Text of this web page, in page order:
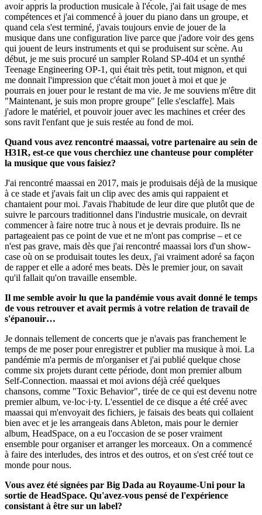
avoir appris la production musicale à l'école, j'ai fait usage de mes
compétences et j'ai commencé à jouer du piano dans un groupe, et
quand cela s'est terminé, j'avais toujours envie de jouer de la
musique dans une configuration live parce que j'adore voir des gens
qui jouent de leurs instruments et qui se produisent sur scène. Au
début, je me suis procuré un sampler Roland SP-404 et un synthé
Teenage Engineering OP-1, qui était très petit, tout mignon, et qui
me donnait l'impression que c'était mon jouet à moi et que je
pourrais en jouer pour le restant de ma vie. Je me souviens m'être dit
"Maintenant, je suis mon propre groupe" [elle s'esclaffe]. Mais
j'adore le matériel, et pouvoir jouer avec les machines et créer des
sons ravit l'enfant que je suis restée au fond de moi.
Quand vous avez rencontré maassai, votre partenaire au sein de
H31R, est-ce que vous cherchiez une chanteuse pour compléter
la musique que vous faisiez?
J'ai rencontré maassai en 2017, mais je produisais déjà de la musique
à ce stade et j'avais fait un clip avec des amis qui rappaient et
chantaient pour moi. J'avais l'habitude de leur dire que plutôt que de
suivre le parcours traditionnel dans l'industrie musicale, on devrait
commencer à faire notre truc à nous et je devrais produire. Ils ne
partageaient pas ce point de vue et ne m'ont pas comprise – et ce
n'est pas grave, mais dès que j'ai rencontré maassai lors d'un show-
case où on se produisait toutes les deux, j'ai vraiment adoré sa façon
de rapper et elle a adoré mes beats. Dès le premier jour, on savait
qu'il fallait qu'on travaille ensemble.
Il me semble avoir lu que la pandémie vous avait donné le temps
de vous retrouver et avait permis à votre relation de travail de
s'épanouir…
Je donnais tellement de concerts que je n'avais pas franchement le
temps de me poser pour enregistrer et publier ma musique à moi. La
pandémie m'a permis de m'organiser et j'ai publié quelque chose
comme six projets durant cette période, dont mon premier album
Self-Connection. maassai et moi avions déjà créé quelques
chansons, comme "Toxic Behavior", tirée de ce qui est devenu notre
premier album, ve​·​loc​·​i​·​ty. L'essentiel de ce disque a été créé avec
maassai qui m'envoyait des fichiers, je faisais des beats qui collaient
bien avec et je les arrangeais dans Ableton, mais pour le dernier
album, HeadSpace, on a eu l'occasion de se poser vraiment
ensemble pour organiser et arranger les morceaux. On a commencé
à faire des interludes, des intros et des outros, et on s'est créé tout ce
monde pour nous.
Vous avez été signées par Big Dada au Royaume-Uni pour la
sortie de HeadSpace. Qu'avez-vous pensé de l'expérience
consistant à être sur un label?